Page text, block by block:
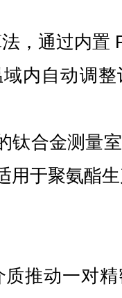
，通过内置
内自动调整
钛合金测量
用于聚氨酯
推动一对